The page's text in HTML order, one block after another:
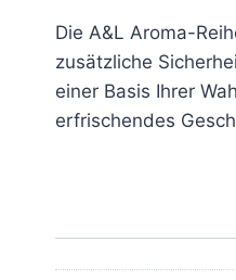
Die A&L Aroma-
zusätzliche
einer Basis Ihrer
erfrischendes